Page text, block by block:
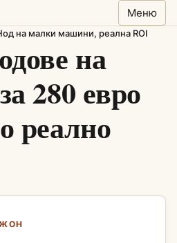
Меню
на малки машини, реална ROI
на
280 евро
реално